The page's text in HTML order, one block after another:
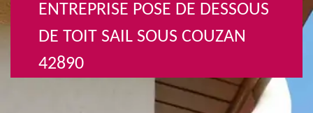
ENTREPRISE POSE DE DESSOUS
DE TOIT SAIL SOUS COUZAN
42890